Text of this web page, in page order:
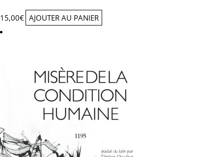
15,00€ AJOUTER AU PANIER